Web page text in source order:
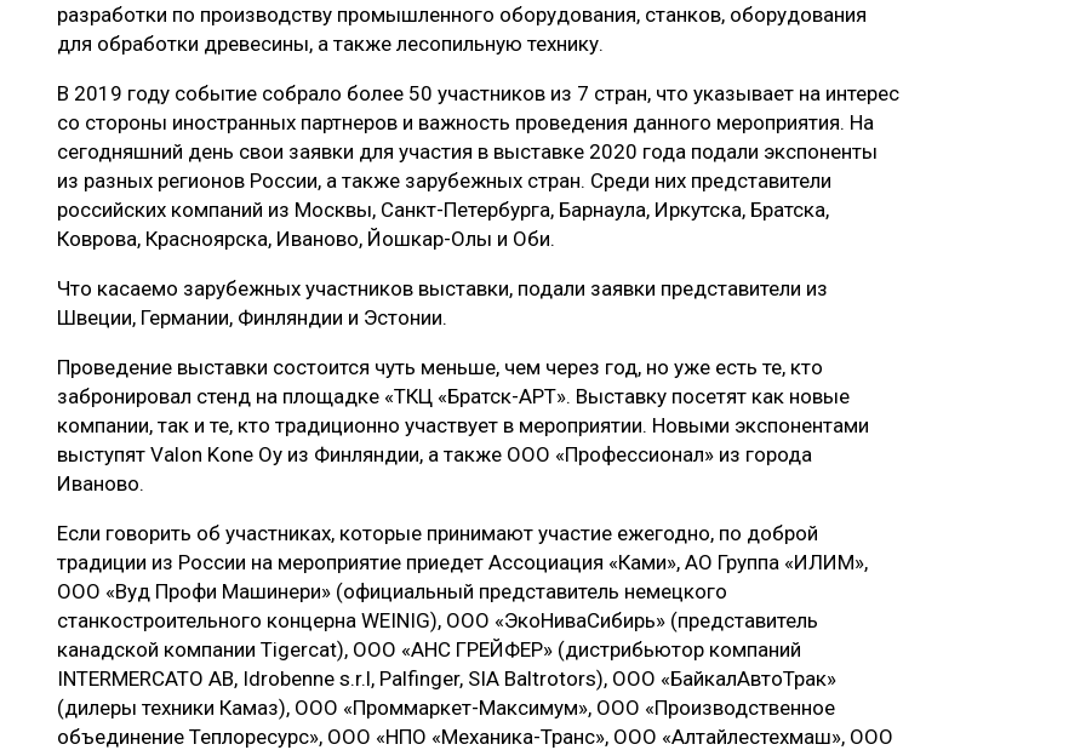
разработки по производству промышленного оборудования, станков, оборудования
для обработки древесины, а также лесопильную технику.
В 2019 году событие собрало более 50 участников из 7 стран, что указывает на интерес
со стороны иностранных партнеров и важность проведения данного мероприятия. На
сегодняшний день свои заявки для участия в выставке 2020 года подали экспоненты
из разных регионов России, а также зарубежных стран. Среди них представители
российских компаний из Москвы, Санкт-Петербурга, Барнаула, Иркутска, Братска,
Коврова, Красноярска, Иваново, Йошкар-Олы и Оби.
Что касаемо зарубежных участников выставки, подали заявки представители из
Швеции, Германии, Финляндии и Эстонии.
Проведение выставки состоится чуть меньше, чем через год, но уже есть те, кто
забронировал стенд на площадке «ТКЦ «Братск-АРТ». Выставку посетят как новые
компании, так и те, кто традиционно участвует в мероприятии. Новыми экспонентами
выступят Valon Kone Oy из Финляндии, а также ООО «Профессионал» из города
Иваново.
Если говорить об участниках, которые принимают участие ежегодно, по доброй
традиции из России на мероприятие приедет Ассоциация «Ками», АО Группа «ИЛИМ»,
ООО «Вуд Профи Машинери» (официальный представитель немецкого
станкостроительного концерна WEINIG), ООО «ЭкоНиваСибирь» (представитель
канадской компании Tigercat), ООО «АНС ГРЕЙФЕР» (дистрибьютор компаний
INTERMERCATO AB, Idrobenne s.r.l, Palfinger, SIA Baltrotors), ООО «БайкалАвтоТрак»
(дилеры техники Камаз), ООО «Проммаркет-Максимум», ООО «Производственное
объединение Теплоресурс», ООО «НПО «Механика-Транс», ООО «Алтайлестехмаш», ООО